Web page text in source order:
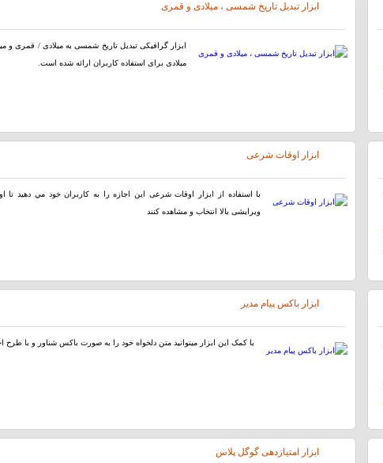
ابزار تبدیل تاریخ شمسی ، میلادی و قمری
ابزار گرافیکی تبدیل تاریخ شمسی به میلادی /
میلادی برای استفاده کاربران ارائه شده است.
ابزار اوقات شرعی
با استفاده از ابزار اوقات شرعی اين اجازه را به کاربران خود مي دهيد
ویرایشی بالا انتخاب و مشاهده کنند
ابزار باکس پیام مدیر
با کمک این ابزار میتوانید متن دلخواه خود را به صورت باکس شناور و با طرح
ابزار امتیازدهی گوگل پلاس